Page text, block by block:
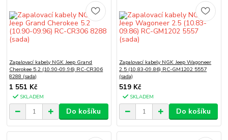
Zapalovací kabely NGK Jeep Grand
Cherokee 5.2 (10.90-09.96) RC-CR306
8288 (sada)
1 551 Kč
SKLADEM
Do košíku
Zapalovací kabely NGK Jeep Wagoneer
2.5 (10.83-09.86) RC-GM1202 5557
(sada)
519 Kč
SKLADEM
Do košíku